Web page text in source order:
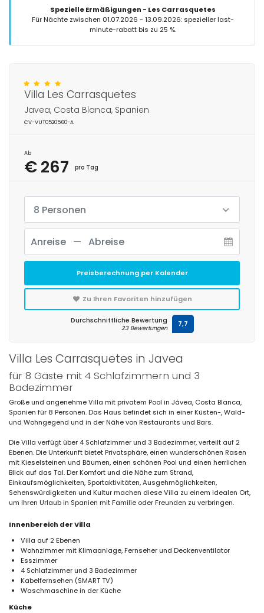
Spezielle Ermäßigungen - Les Carrasquetes
Für Nächte zwischen 01.07.2026 - 13.09.2026: spezieller last-
minute-rabatt bis zu 25 %.
Villa Les Carrasquetes in Javea
für 8 Gäste mit 4 Schlafzimmern und 3
Badezimmer
Große und angenehme Villa mit privatem Pool in Jávea, Costa Blanca,
Spanien für 8 Personen. Das Haus befindet sich in einer Küsten-, Wald-
und Wohngegend und in der Nähe von Restaurants und Bars.
Die Villa verfügt über 4 Schlafzimmer und 3 Badezimmer, verteilt auf 2
Ebenen. Die Unterkunft bietet Privatsphäre, einen wunderschönen Rasen
mit Kieselsteinen und Bäumen, einen schönen Pool und einen herrlichen
Blick auf das Tal. Der Komfort und die Nähe zum Strand,
Einkaufsmöglichkeiten, Sportaktivitäten, Ausgehmöglichkeiten,
Sehenswürdigkeiten und Kultur machen diese Villa zu einem idealen Ort,
um Ihren Urlaub in Spanien mit Familie oder Freunden zu verbringen.
Innenbereich der Villa
Villa auf 2 Ebenen
Wohnzimmer mit Klimaanlage, Fernseher und Deckenventilator
Esszimmer
4 Schlafzimmer und 3 Badezimmer
Kabelfernsehen (SMART TV)
Waschmaschine in der Küche
Küche
Villa Les Carrasquetes
Javea, Costa Blanca, Spanien
CV-VUT0520560-A
Ab
€ 267 pro Tag
8 Personen
Preisberechnung per Kalender
Zu Ihren Favoriten hinzufügen
Durchschnittliche Bewertung
23 Bewertungen 7,7